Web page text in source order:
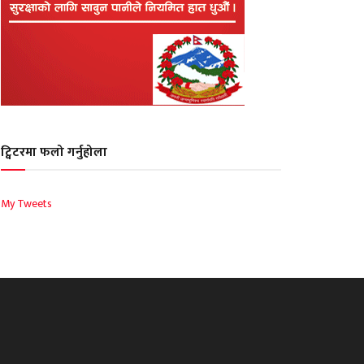
ट्विटरमा फलो गर्नुहोला
My Tweets